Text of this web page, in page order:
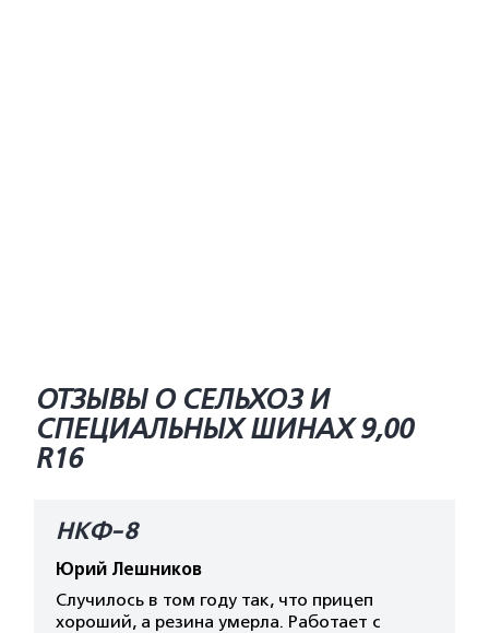
ОТЗЫВЫ О СЕЛЬХОЗ И
СПЕЦИАЛЬНЫХ ШИНАХ 9,00
R16
НКФ-8
Юрий Лешников
Случилось в том году так, что прицеп
хороший, а резина умерла. Работает с